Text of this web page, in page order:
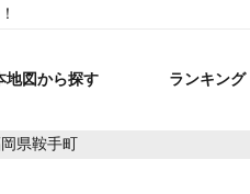
地図から探す ランキング
県鞍手町